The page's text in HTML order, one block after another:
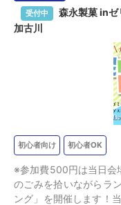
受付中
森永製菓 in
加古川
初心者向け 初心者OK
※参加費500円は当日会
のごみを拾いながらラ
ング」を開催します！